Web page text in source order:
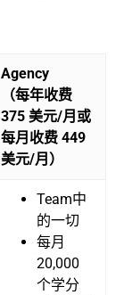
Agency
（每年收费
375 美元/月或
每月收费 449
美元/月）
Team中
的一切
每月
20,000
个学分